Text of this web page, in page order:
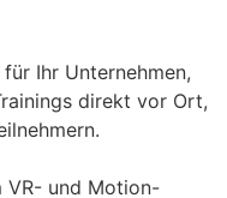
Ihr Unternehmen,
direkt vor Ort,
VR- und Motion-